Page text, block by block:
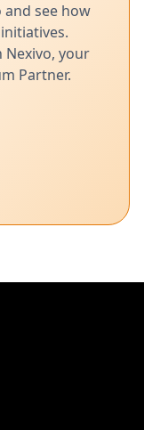
and see how
Nexivo, your
Partner.